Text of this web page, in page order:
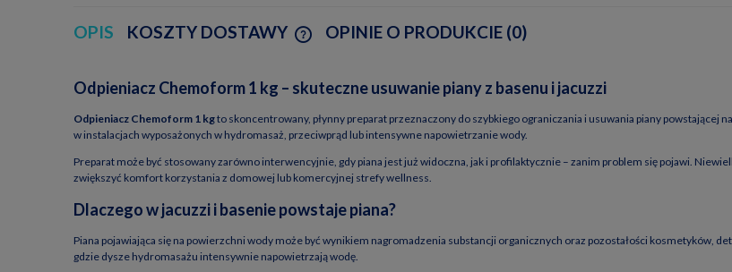
OPIS KOSZTY DOSTAWY
CENA NIE ZAWIERA EWENTUALNYCH
KOSZTÓW PŁATNOŚCI
OPINIE O PRODUKCIE (0)
Odpieniacz Chemoform 1 kg – skuteczne usuwanie piany z basenu i jacuzzi
Odpieniacz Chemoform 1 kgto skoncentrowany, płynny preparat przeznaczony do szybkiego ograniczania i usuwania piany powstającej
w instalacjach wyposażonych w hydromasaż, przeciwprąd lub intensywne napowietrzanie wody.
Preparat może być stosowany zarówno interwencyjnie, gdy piana jest już widoczna, jak i profilaktycznie – zanim problem się pojawi.
zwiększyć komfort korzystania z domowej lub komercyjnej strefy wellness.
Dlaczego w jacuzzi i basenie powstaje piana?
Piana pojawiająca się na powierzchni wody może być wynikiem nagromadzenia substancji organicznych oraz pozostałości kosmetyków,
gdzie dysze hydromasażu intensywnie napowietrzają wodę.